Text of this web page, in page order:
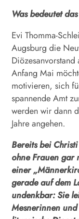
Was bedeutet
Evi Thomma-
Augsburg die
Anfang Mai
motivieren, sich
spannende Amt
werden wir dann
Jahre angehen.
Bereits bei
ohne Frauen gar
einer
gerade auf dem
undenkbar: Sie
Mesnerinnen